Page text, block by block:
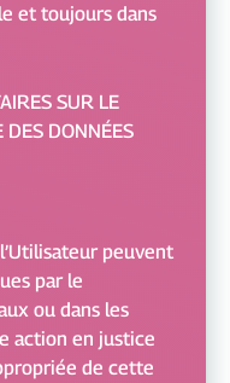
et toujours dans
SUR LE
DES DONNÉES
peuvent
par le
ou dans les
action en justice
de cette